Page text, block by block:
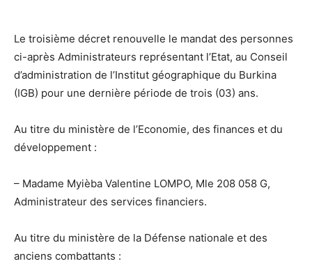
Le troisième décret renouvelle le mandat des personnes
ci-après Administrateurs représentant l’Etat, au Conseil
d’administration de l’Institut géographique du Burkina
(IGB) pour une dernière période de trois (03) ans.
Au titre du ministère de l’Economie, des finances et du
développement :
– Madame Myièba Valentine LOMPO, Mle 208 058 G,
Administrateur des services financiers.
Au titre du ministère de la Défense nationale et des
anciens combattants :